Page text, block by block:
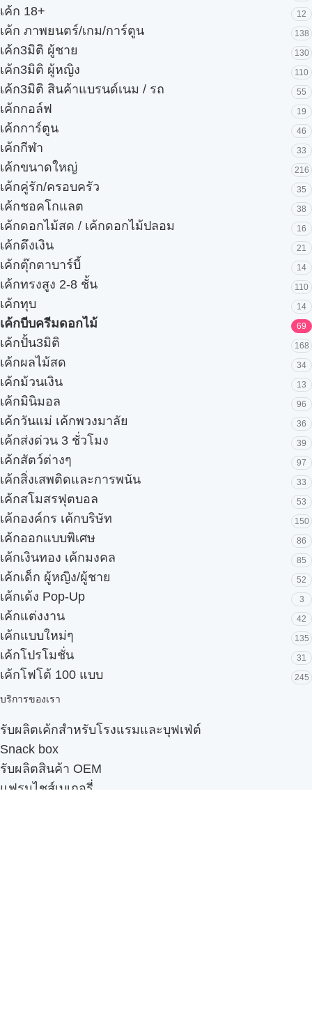
เค้ก 18+ 12
เค้ก ภาพยนตร์/เกม/การ์ตูน 138
เค้ก3มิติ ผู้ชาย 130
เค้ก3มิติ ผู้หญิง 110
เค้ก3มิติ สินค้าแบรนด์เนม / รถ 55
เค้กกอล์ฟ 19
เค้กการ์ตูน 46
เค้กกีฬา 33
เค้กขนาดใหญ่ 216
เค้กคู่รัก/ครอบครัว 35
เค้กชอคโกแลต 38
เค้กดอกไม้สด / เค้กดอกไม้ปลอม 16
เค้กดึงเงิน 21
เค้กตุ๊กตาบาร์บี้ 14
เค้กทรงสูง 2-8 ชั้น 110
เค้กทุบ 14
เค้กบีบครีมดอกไม้ 69
เค้กปั้น3มิติ 168
เค้กผลไม้สด 34
เค้กม้วนเงิน 13
เค้กมินิมอล 96
เค้กวันแม่ เค้กพวงมาลัย 36
เค้กส่งด่วน 3 ชั่วโมง 39
เค้กสัตว์ต่างๆ 97
เค้กสิ่งเสพติดและการพนัน 33
เค้กสโมสรฟุตบอล 53
เค้กองค์กร เค้กบริษัท 150
เค้กออกแบบพิเศษ 86
เค้กเงินทอง เค้กมงคล 85
เค้กเด็ก ผู้หญิง/ผู้ชาย 52
เค้กเด้ง Pop-Up 3
เค้กแต่งงาน 42
เค้กแบบใหม่ๆ 135
เค้กโปรโมชั่น 31
เค้กโฟโต้ 100 แบบ 245
บริการของเรา
รับผลิตเค้กสำหรับโรงแรมและบุฟเฟ่ต์
Snack box
รับผลิตสินค้า OEM
แฟรนไชส์เบเกอรี่